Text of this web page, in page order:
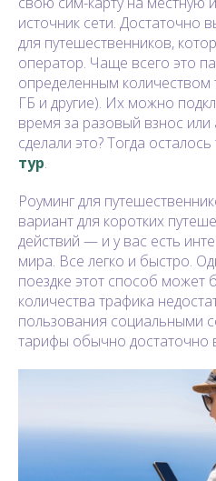
источник сети. Достаточно
для путешественников,
оператор. Чаще всего это
определенным
ГБ и другие). Их можно
время за разовый взнос
сделали это? Тогда осталось
тур.
Роуминг для
вариант для коротких
действий — и у вас есть
мира. Все легко и быстро.
поездке этот способ может
количества трафика
пользования социальными
тарифы обычно достаточно